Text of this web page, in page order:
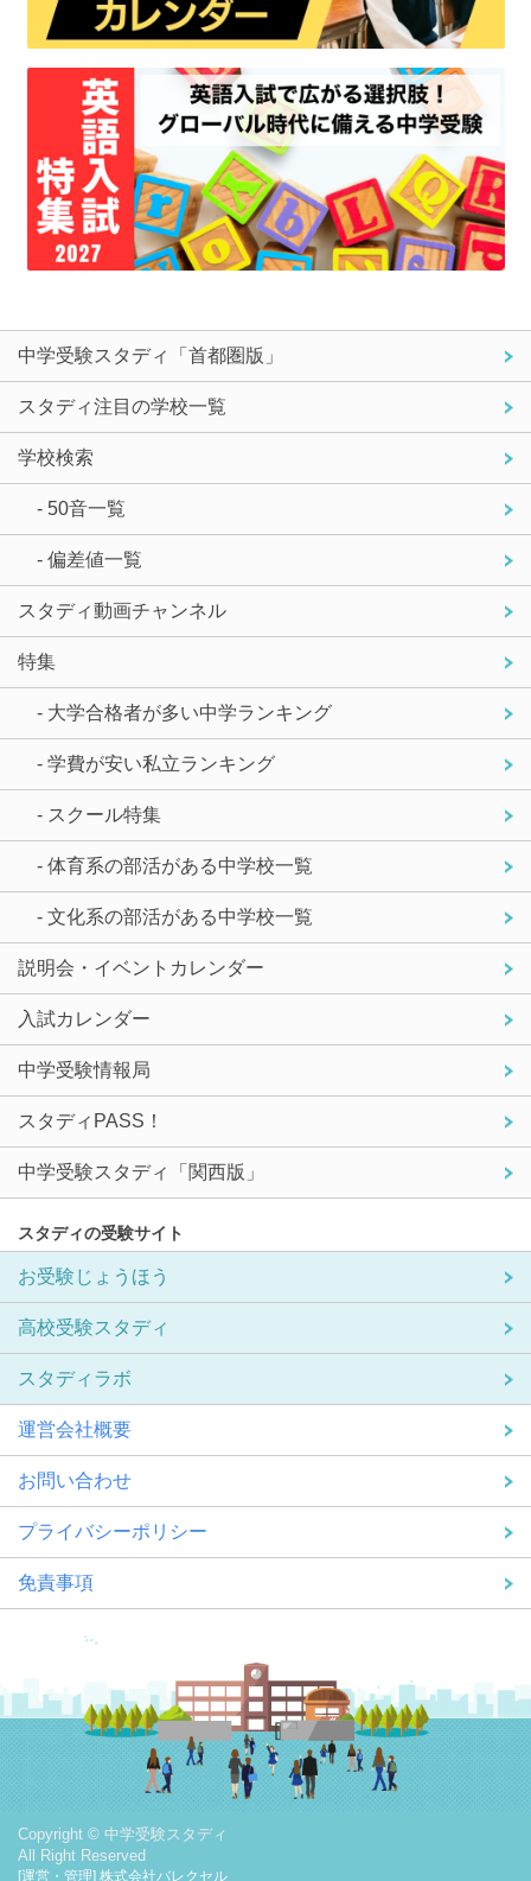
中学受験スタディ「首都圏版」
スタディ注目の学校一覧
学校検索
- 50音一覧
- 偏差値一覧
スタディ動画チャンネル
特集
- 大学合格者が多い中学ランキング
- 学費が安い私立ランキング
- スクール特集
- 体育系の部活がある中学校一覧
- 文化系の部活がある中学校一覧
説明会・イベントカレンダー
入試カレンダー
中学受験情報局
スタディPASS！
中学受験スタディ「関西版」
スタディの受験サイト
お受験じょうほう
高校受験スタディ
スタディラボ
運営会社概要
お問い合わせ
プライバシーポリシー
免責事項
Copyright © 中学受験スタディ
All Right Reserved
[運営・管理] 株式会社バレクセル